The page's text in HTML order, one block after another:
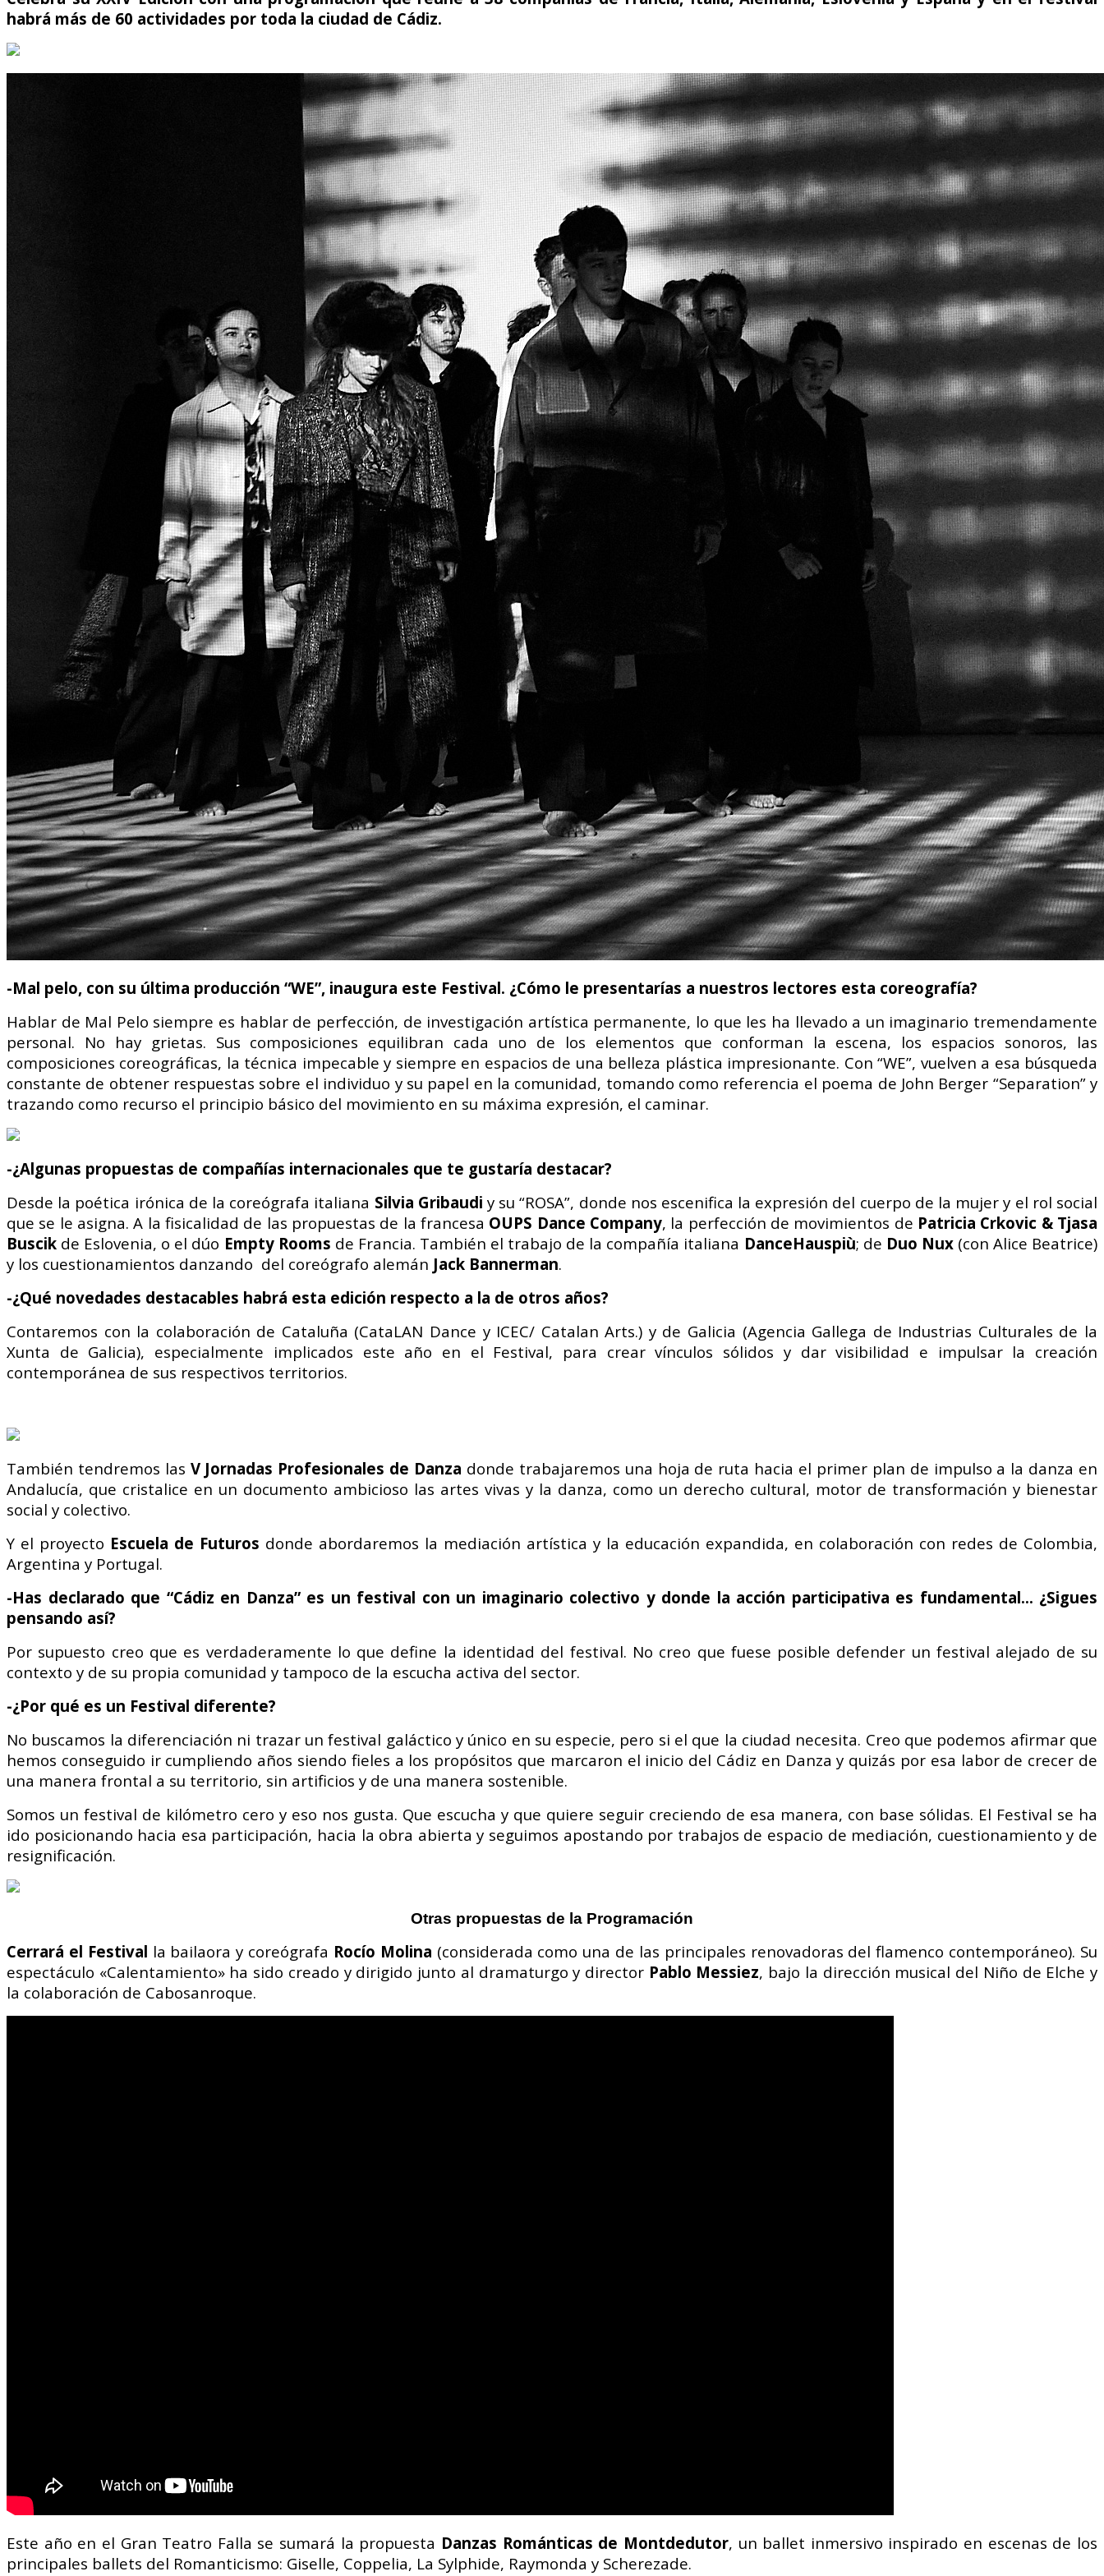
habrá más de 60 actividades por toda la ciudad de Cádiz.
-Mal pelo, con su última producción “WE”, inaugura este Festival. ¿Cómo le presentarías a nuestros lectores esta coreografía?
Hablar de Mal Pelo siempre es hablar de perfección, de investigación artística permanente, lo que les ha llevado a un imaginario tremendamente
personal. No hay grietas. Sus composiciones equilibran cada uno de los elementos que conforman la escena, los espacios sonoros, las
composiciones coreográficas, la técnica impecable y siempre en espacios de una belleza plástica impresionante. Con “WE”, vuelven a esa búsqueda
constante de obtener respuestas sobre el individuo y su papel en la comunidad, tomando como referencia el poema de John Berger “Separation” y
trazando como recurso el principio básico del movimiento en su máxima expresión, el caminar.
-¿Algunas propuestas de compañías internacionales que te gustaría destacar?
Desde la poética irónica de la coreógrafa italiana Silvia Gribaudi y su “ROSA”, donde nos escenifica la expresión del cuerpo de la mujer y el rol social
que se le asigna.A la fisicalidad de las propuestas de la francesa OUPS Dance Company, la perfección de movimientos de Patricia Crkovic & Tjasa
Buscik de Eslovenia, o el dúo Empty Rooms de Francia. También el trabajo de la compañía italiana DanceHauspiù; de Duo Nux(con Alice Beatrice)
y los cuestionamientos danzando del coreógrafo alemán Jack Bannerman.
-¿Qué novedades destacables habrá esta edición respecto a la de otros años?
Contaremos con la colaboración de Cataluña (CataLAN Dance y ICEC/ Catalan Arts.) y de Galicia (Agencia Gallega de Industrias Culturales de la
Xunta de Galicia), especialmente implicados este año en el Festival, para crear vínculos sólidos y dar visibilidad e impulsar la creación
contemporánea de sus respectivos territorios.
También tendremos las V Jornadas Profesionales de Danza donde trabajaremos una hoja de ruta hacia el primer plan de impulso a la danza en
Andalucía, que cristalice en un documento ambicioso las artes vivas y la danza, como un derecho cultural, motor de transformación y bienestar
social y colectivo.
Y el proyecto Escuela de Futuros donde abordaremos la mediación artística y la educación expandida, en colaboración con redes de Colombia,
Argentina y Portugal.
-Has declarado que “Cádiz en Danza” es un festival con un imaginario colectivo y donde la acción participativa es fundamental… ¿Sigues
pensando así?
Por supuesto creo que es verdaderamente lo que define la identidad del festival. No creo que fuese posible defender un festival alejado de su
contexto y de su propia comunidad y tampoco de la escucha activa del sector.
-¿Por qué es un Festival diferente?
No buscamos la diferenciación ni trazar un festival galáctico y único en su especie, pero si el que la ciudad necesita. Creo que podemos afirmar que
hemos conseguido ir cumpliendo años siendo fieles a los propósitos que marcaron el inicio del Cádiz en Danza y quizás por esa labor de crecer de
una manera frontal a su territorio, sin artificios y de una manera sostenible.
Somos un festival de kilómetro cero y eso nos gusta. Que escucha y que quiere seguir creciendo de esa manera, con base sólidas. El Festival se ha
ido posicionando hacia esa participación, hacia la obra abierta y seguimos apostando por trabajos de espacio de mediación, cuestionamiento у de
resignificación.
Otras propuestas de la Programación
Cerrará el Festival la bailaora y coreógrafa Rocío Molina (considerada como una de las principales renovadoras del flamenco contemporáneo). Su
espectáculo «Calentamiento» ha sido creado y dirigido junto al dramaturgo y director Pablo Messiez, bajo la dirección musical del Niño de Elche y
la colaboración de Cabosanroque.
Este año en el Gran Teatro Falla se sumará la propuesta Danzas Románticas de Montdedutor, un ballet inmersivo inspirado en escenas de los
principales ballets del Romanticismo: Giselle, Coppelia, La Sylphide, Raymonda y Scherezade.